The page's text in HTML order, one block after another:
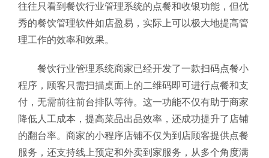
往往只看到餐饮行业管理系统的点餐和收银功能，但优
秀的餐饮管理软件如店盈易，实际上可以极大地提高管
理工作的效率和效果。
餐饮行业管理系统商家已经开发了一款扫码点餐小
程序，顾客只需扫描桌面上的二维码即可进行点餐和支
付，无需前往前台排队等待。这一功能不仅有助于商家
降低人工成本，提高菜品出品效率，还成功提升了店铺
的翻台率。商家的小程序店铺不仅为到店顾客提供点餐
服务，还支持线上预定和外卖到家服务，从多个角度满